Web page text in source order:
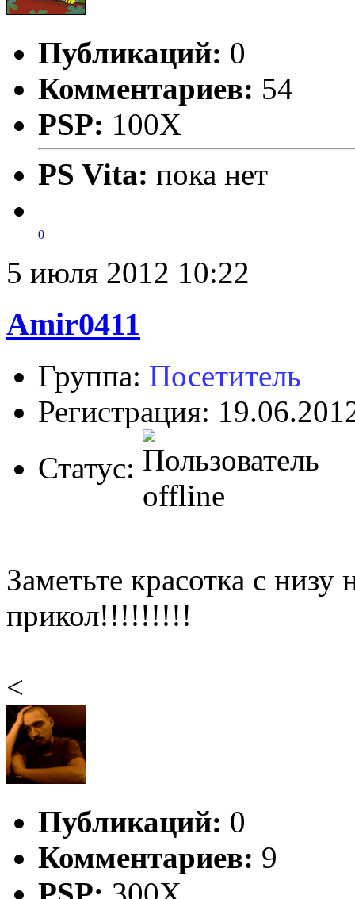
Публикаций: 0
Комментариев: 54
PSP: 100X
PS Vita: пока нет
0
5 июля 2012 10:22
Amir0411
Группа: Посетитель
Регистрация:
Статус:
Заметьте красотка с
прикол!!!!!!!!!
<
Публикаций: 0
Комментариев: 9